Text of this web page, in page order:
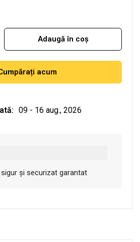
Adaugă în coș
acum
09 - 16 aug., 2026
și securizat garantat